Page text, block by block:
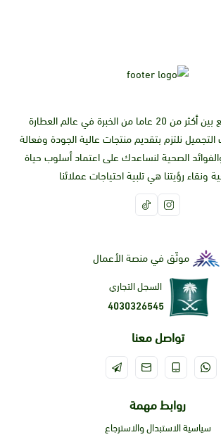
جوزة الطيب تجمع بين أكثر من 20 عاما من الخبرة في عالم العطارة
نلتزم بتقديم منتجات عالية الجودة وفعالة
الصحية لنساعدك على اعتماد أسلوب حياة
ونقاء رؤيتنا هي تلبية احتياجات عملائنا
موثّق في منصة الأعمال
السجل التجاري
4030326545
تواصل معنا
روابط مهمة
سياسية الاستبدال والاسترجاع